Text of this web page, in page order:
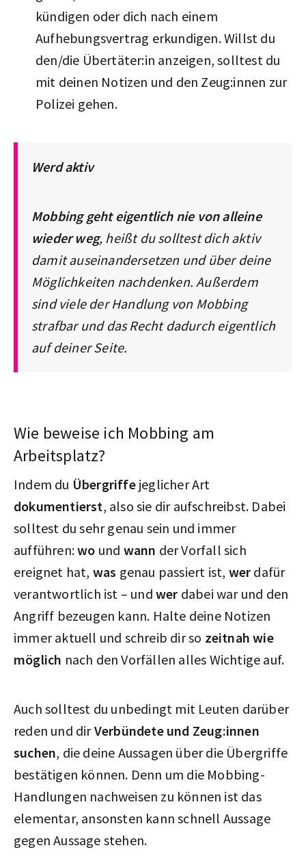
kündigen oder dich nach einem
Aufhebungsvertrag erkundigen. Willst du
den/die Übertäter:in anzeigen, solltest du
mit deinen Notizen und den Zeug:innen zur
Polizei gehen.
Werd aktiv
Mobbing geht eigentlich nie von alleine
wieder weg, heißt du solltest dich aktiv
damit auseinandersetzen und über deine
Möglichkeiten nachdenken. Außerdem
sind viele der Handlung von Mobbing
strafbar und das Recht dadurch eigentlich
auf deiner Seite.
Wie beweise ich Mobbing am
Arbeitsplatz?
Indem du Übergriffejeglicher Art
dokumentierst, also sie dir aufschreibst. Dabei
solltest du sehr genau sein und immer
aufführen:wo und wann der Vorfall sich
ereignet hat, was genau passiert ist, wer dafür
verantwortlich ist – und wer dabei war und den
Angriff bezeugen kann. Halte deine Notizen
immer aktuell und schreib dir so zeitnah wie
möglich nach den Vorfällen alles Wichtige auf.
Auch solltest du unbedingt mit Leuten darüber
reden und dirVerbündete und Zeug:innen
suchen, die deine Aussagen über die Übergriffe
bestätigen können. Denn um die Mobbing-
Handlungen nachweisen zu können ist das
elementar, ansonsten kann schnell Aussage
gegen Aussage stehen.